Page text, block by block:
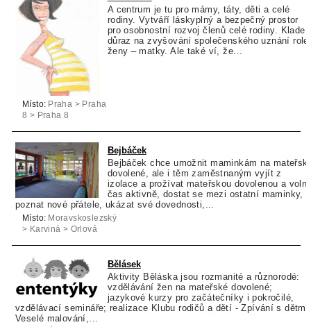
A centrum je tu pro mámy, táty, děti a celé
rodiny. Vytváří láskyplný a bezpečný prostor
pro osobnostní rozvoj členů celé rodiny. Klade
důraz na zvyšování společenského uznání role
ženy – matky. Ale také ví, že...
Místo: Praha > Praha
8 > Praha 8
Bejbáček
Bejbáček chce umožnit maminkám na
dovolené, ale i těm zaměstnaným vyjít z
izolace a prožívat mateřskou dovolenou a
čas aktivně, dostat se mezi ostatní maminky,
poznat nové přátele, ukázat své dovednosti,...
Místo: Moravskoslezský
> Karviná > Orlová
Bělásek
Aktivity Běláska jsou rozmanité a různorodé:
vzdělávání žen na mateřské dovolené;
jazykové kurzy pro začátečníky i pokročilé,
vzdělávací semináře; realizace Klubu rodičů a dětí - Zpívání s dětmi,
Veselé malování,...